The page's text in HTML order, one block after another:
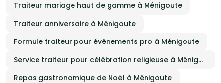
Traiteur mariage haut de gamme à Ménigoute
Traiteur anniversaire à Ménigoute
Formule traiteur pour événements pro à Ménigoute
Service traiteur pour célébration religieuse à Ménigoute
Repas gastronomique de Noël à Ménigoute